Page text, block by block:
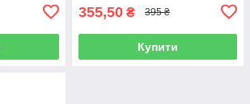
355,50 ₴ 395 ₴
Купити